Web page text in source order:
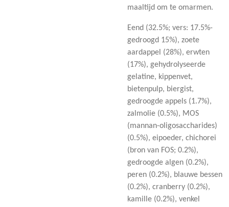
maaltijd om te omarmen.
Eend (32.5%; vers: 17.5%-
gedroogd 15%), zoete
aardappel (28%), erwten
(17%), gehydrolyseerde
gelatine, kippenvet,
bietenpulp, biergist,
gedroogde appels (1.7%),
zalmolie (0.5%), MOS
(mannan-oligosaccharides)
(0.5%), eipoeder, chichorei
(bron van FOS; 0.2%),
gedroogde algen (0.2%),
peren (0.2%), blauwe bessen
(0.2%), cranberry (0.2%),
kamille (0.2%), venkel